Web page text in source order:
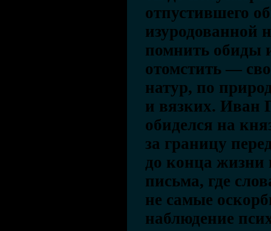
отпустившего
изуродованной
помнить обиды
отомстить —
натур, по
и вязких. Иван
обиделся на
за границу
до конца жизни
письма, где
не самые
наблюдение